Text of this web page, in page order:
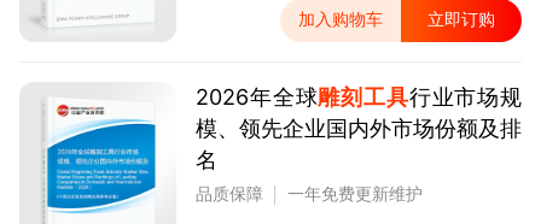
加入购物车 立即订购
2026年全球雕刻工具行业市场规
模、领先企业国内外市场份额及排
名
品质保障 一年免费更新维护